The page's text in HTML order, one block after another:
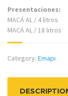
Presentaciones:
MACÁ AL / 4 litros
MACÁ AL / 18 litros
Category: Emapi